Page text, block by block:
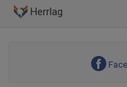
Herrlag